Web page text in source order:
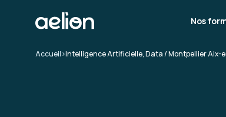
Nos
Accueil>Intelligence Artificielle, Data / Montpellier Aix-